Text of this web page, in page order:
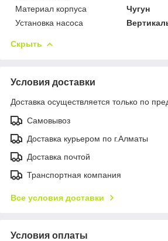
Материал корпуса
Чугун
Установка насоса
Скрыть
Условия доставки
Доставка осуществляется только по
Самовывоз
Доставка курьером по г.Алматы
Доставка почтой
Транспортная компания
Все условия доставки
Условия оплаты